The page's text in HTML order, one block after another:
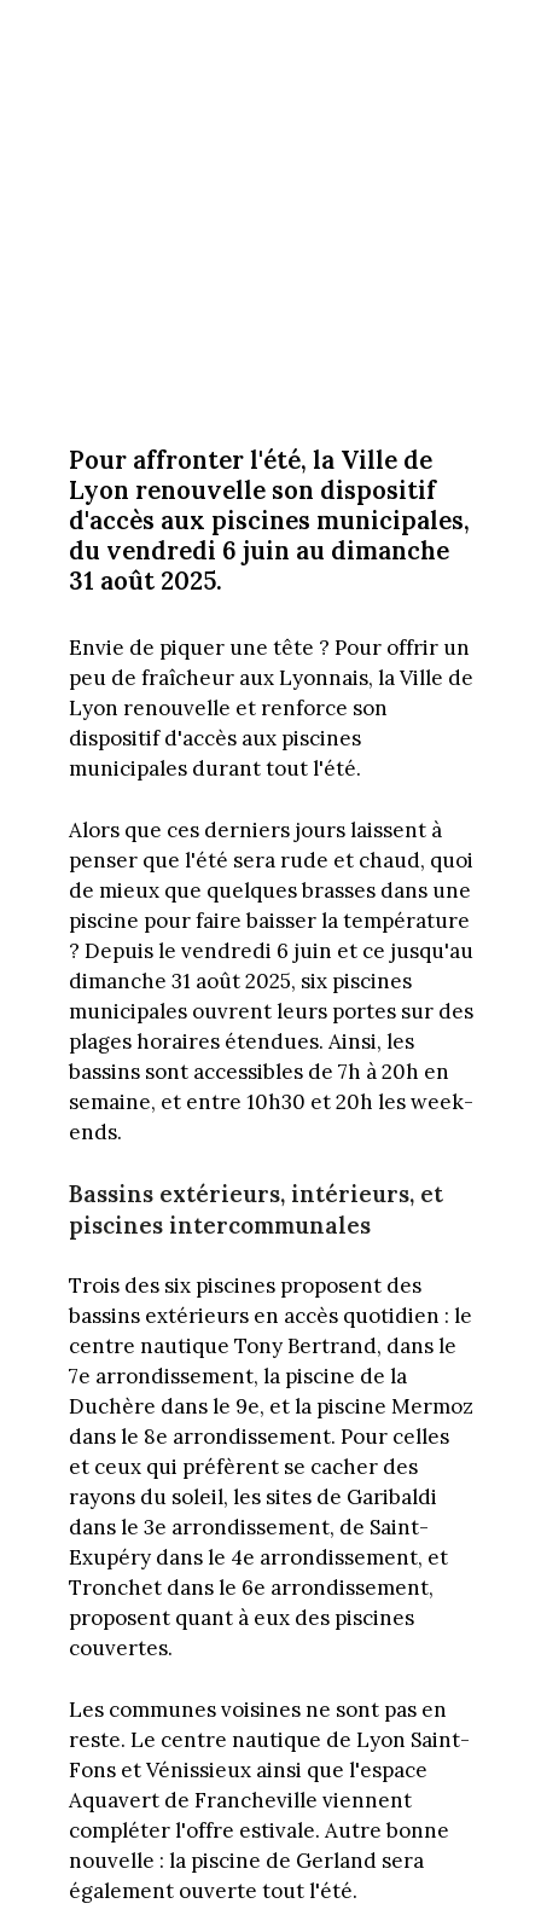
Pour affronter l'été, la Ville de
Lyon renouvelle son dispositif
d'accès aux piscines municipales,
du vendredi 6 juin au dimanche
31 août 2025.
Envie de piquer une tête ? Pour offrir un
peu de fraîcheur aux Lyonnais, la Ville de
Lyon renouvelle et renforce son
dispositif d'accès aux piscines
municipales durant tout l'été.
Alors que ces derniers jours laissent à
penser que l'été sera rude et chaud, quoi
de mieux que quelques brasses dans une
piscine pour faire baisser la température
? Depuis le vendredi 6 juin et ce jusqu'au
dimanche 31 août 2025, six piscines
municipales ouvrent leurs portes sur des
plages horaires étendues. Ainsi, les
bassins sont accessibles de 7h à 20h en
semaine, et entre 10h30 et 20h les week-
ends.
Bassins extérieurs, intérieurs, et
piscines intercommunales
Trois des six piscines proposent des
bassins extérieurs en accès quotidien : le
centre nautique Tony Bertrand, dans le
7e arrondissement, la piscine de la
Duchère dans le 9e, et la piscine Mermoz
dans le 8e arrondissement. Pour celles
et ceux qui préfèrent se cacher des
rayons du soleil, les sites de Garibaldi
dans le 3e arrondissement, de Saint-
Exupéry dans le 4e arrondissement, et
Tronchet dans le 6e arrondissement,
proposent quant à eux des piscines
couvertes.
Les communes voisines ne sont pas en
reste. Le centre nautique de Lyon Saint-
Fons et Vénissieux ainsi que l'espace
Aquavert de Francheville viennent
compléter l'offre estivale. Autre bonne
nouvelle : la piscine de Gerland sera
également ouverte tout l'été.